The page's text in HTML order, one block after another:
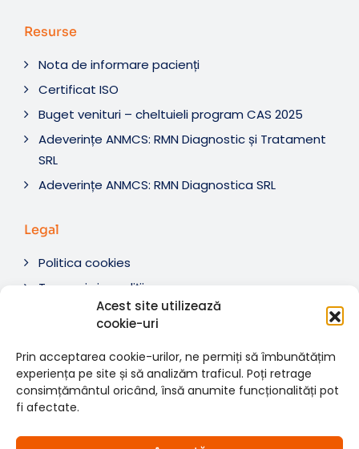
Acest site utilizează
cookie-uri
Prin acceptarea cookie-urilor, ne permiți să îmbunătățim
experiența pe site și să analizăm traficul. Poți retrage
consimțământul oricând, însă anumite funcționalități pot
fi afectate.
Resurse
Nota de informare pacienți
Certificat ISO
Buget venituri – cheltuieli program CAS 2025
Adeverințe ANMCS: RMN Diagnostic și Tratament
SRL
Adeverințe ANMCS: RMN Diagnostica SRL
Legal
Politica cookies
Termeni si condiții
Soluționare litigii
rezervate.